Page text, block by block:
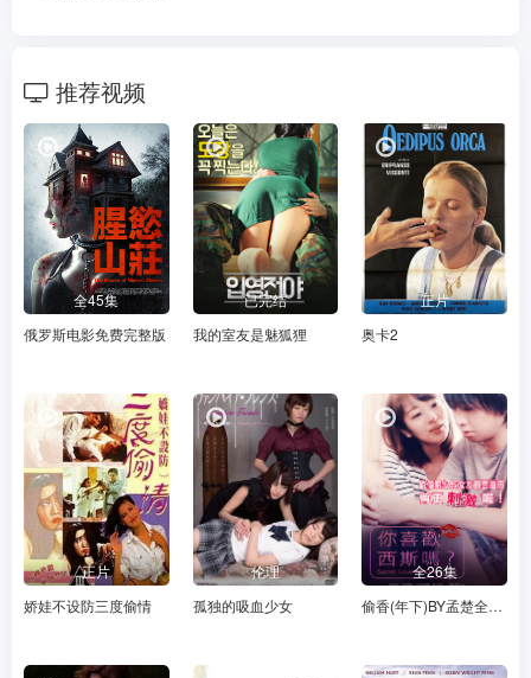
推荐视频
全45集
俄罗斯电影免费完整版
已完结
我的室友是魅狐狸
正片
奥卡2
正片
娇娃不设防三度偷情
伦理
孤独的吸血少女
全26集
偷香(年下)BY孟楚全文阅读